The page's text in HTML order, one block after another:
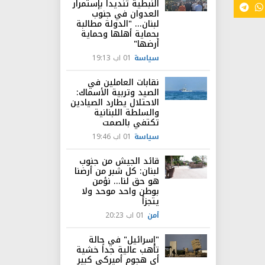
النبطية تنديداً بإستمرار
العدوان في جنوب
لبنان... "الدولة مطالبة
بحماية أهلها وحماية
أرضها"
سياسة 01 اب 19:13
نقابات العاملين في
الصيد وتربية الأسماك:
الاحتلال يطارد الصيادين
والسلطة اللبنانية
تكتفي بالصمت
سياسة 01 اب 19:46
قائد الجيش من جنوب
لبنان: كل شبر من أرضنا
هو حق لنا... نؤمن
بوطن واحد موحد ولا
يتجزأ
أمن 01 اب 20:23
"إسرائيل" في حالة
تأهب عالية جداً خشية
أي هجوم أميركي كبير